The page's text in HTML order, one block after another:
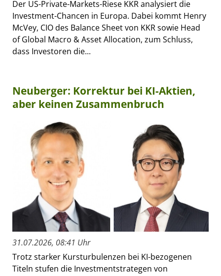
Der US-Private-Markets-Riese KKR analysiert die
Investment-Chancen in Europa. Dabei kommt Henry
McVey, CIO des Balance Sheet von KKR sowie Head
of Global Macro & Asset Allocation, zum Schluss,
dass Investoren die...
Neuberger: Korrektur bei KI-Aktien,
aber keinen Zusammenbruch
31.07.2026, 08:41 Uhr
Trotz starker Kursturbulenzen bei KI-bezogenen
Titeln stufen die Investmentstrategen von